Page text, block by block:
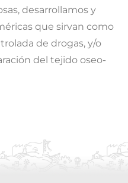
desarrollamos y
que sirvan como
de drogas, y/o
del tejido oseo-